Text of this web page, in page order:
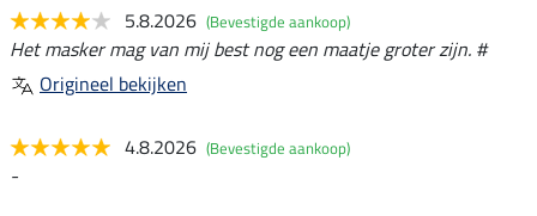
5.8.2026 (Bevestigde aankoop)
Het masker mag van mij best nog een maatje groter zijn. #
Origineel bekijken
4.8.2026 (Bevestigde aankoop)
-